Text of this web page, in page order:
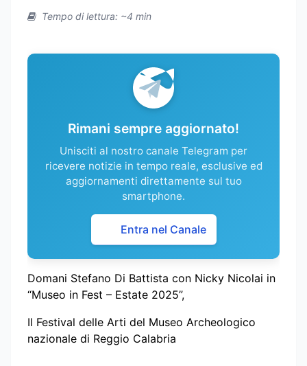
Tempo di lettura: ~4 min
Rimani sempre aggiornato!
Unisciti al nostro canale Telegram per
ricevere notizie in tempo reale, esclusive ed
aggiornamenti direttamente sul tuo
smartphone.
Entra nel Canale
Domani Stefano Di Battista con Nicky Nicolai in
“Museo in Fest – Estate 2025”,
Il Festival delle Arti del Museo Archeologico
nazionale di Reggio Calabria